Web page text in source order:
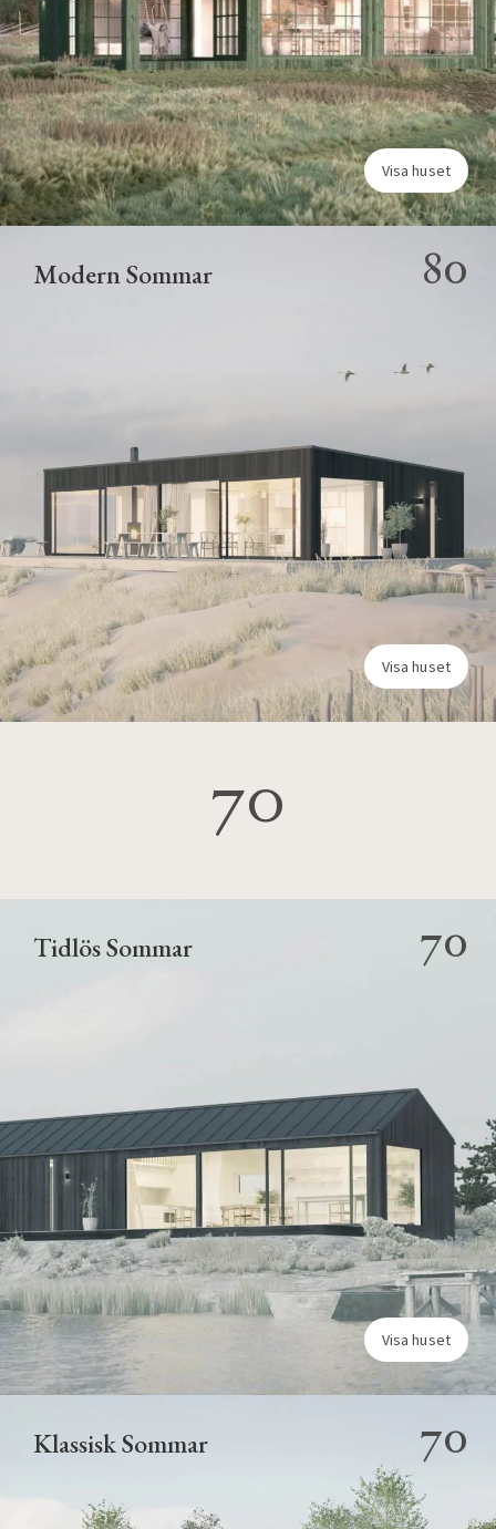
Visa huset
Modern Sommar 80
Visa huset
70
Tidlös Sommar 70
Visa huset
Klassisk Sommar 70